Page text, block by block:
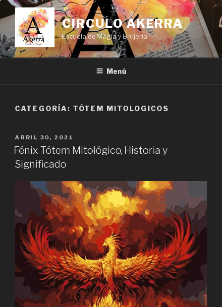
Saltar
al
contenido
CIRCULO AKERRA
Escuela de Mágia y Brujería
Menú
CATEGORÍA: TÓTEM MITOLOGICOS
PUBLICADO
EL
ABRIL 30, 2021
Fénix Tótem Mitológico, Historia y
Significado